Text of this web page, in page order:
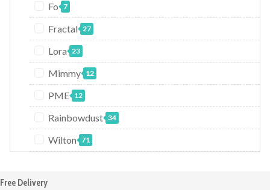
Fo 7
Fractal 27
Lora 23
Mimmy 12
PME 12
Rainbowdust 34
Wilton 71
Free Delivery